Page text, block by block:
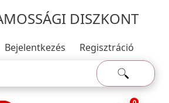
DISZKONT
Bejelentkezés Regisztráció